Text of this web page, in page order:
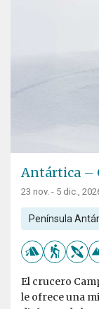
Antártica –
23 nov. - 5 dic.,
Península
El crucero
le ofrece una